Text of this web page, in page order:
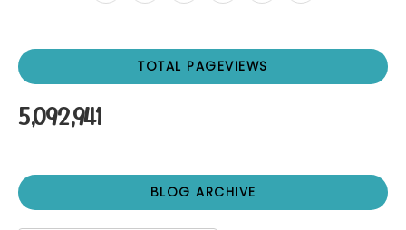
TOTAL PAGEVIEWS
5,092,941
BLOG ARCHIVE